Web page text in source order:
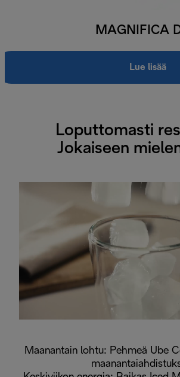
MAGNIFICA
Lue lisää
Loputtomasti
Jokaiseen
Maanantain lohtu: Pehmeä Ube